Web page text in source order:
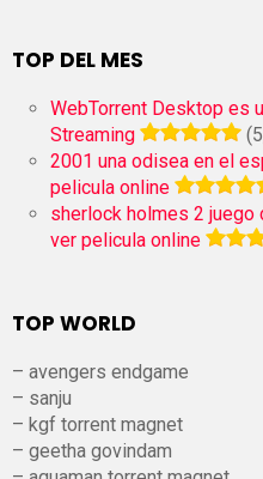
TOP DEL MES
WebTorrent Desktop es
Streaming
2001 una odisea en el
pelicula online
sherlock holmes 2
ver pelicula online
TOP WORLD
– avengers endgame
– sanju
– kgf torrent magnet
– geetha govindam